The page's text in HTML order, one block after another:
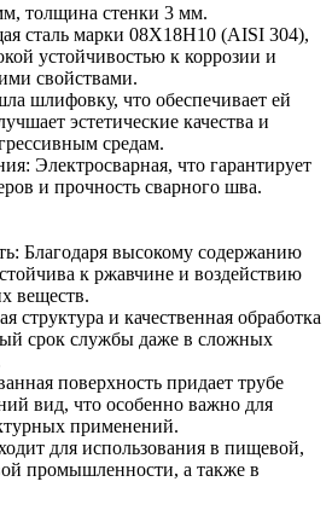
толщина стенки 3 мм.
сталь марки 08Х18Н10 (AISI 304),
устойчивостью к коррозии и
свойствами.
шлифовку, что обеспечивает ей
эстетические качества и
средам.
Электросварная, что гарантирует
и прочность сварного шва.
Благодаря высокому содержанию
к ржавчине и воздействию
веществ.
структура и качественная обработка
срок службы даже в сложных
поверхность придает трубе
вид, что особенно важно для
применений.
для использования в пищевой,
промышленности, а также в